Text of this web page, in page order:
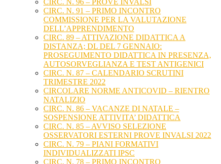
CIRC. N. 96 – PROVE INVALSI
CIRC. N. 91 – PRIMO INCONTRO
COMMISSIONE PER LA VALUTAZIONE
DELL’APPRENDIMENTO
CIRC. 89 – ATTIVAZIONE DIDATTICA A
DISTANZA; DL DEL 7 GENNAIO:
PROSEGUIMENTO DIDATTICA IN PRESENZA,
AUTOSORVEGLIANZA E TEST ANTIGENICI
CIRC. N. 87 – CALENDARIO SCRUTINI
TRIMESTRE 2022
CIRCOLARE NORME ANTICOVID – RIENTRO
NATALIZIO
CIRC. N. 86 – VACANZE DI NATALE –
SOSPENSIONE ATTIVITA’ DIDATTICA
CIRC. N. 85 – AVVISO SELEZIONE
OSSERVATORI ESTERNI PROVE INVALSI 2022
CIRC. N. 79 – PIANI FORMATIVI
INDIVIDUALIZZATI IPSC
CIRC. N. 78 – PRIMO INCONTRO